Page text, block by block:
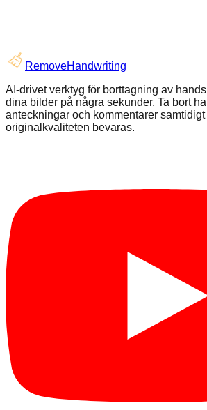
RemoveHandwriting
AI-drivet verktyg för borttagning av
dina bilder på några sekunder. Ta bort
anteckningar och kommentarer samtidigt
originalkvaliteten bevaras.